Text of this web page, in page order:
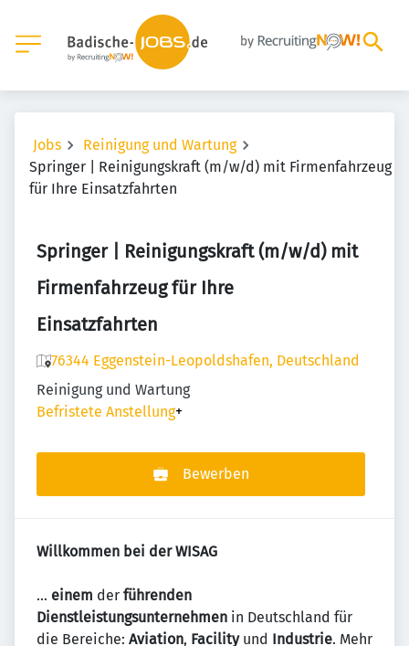
Jobs
Reinigung und Wartung
Springer | Reinigungskraft (m/w/d) mit Firmenfahrzeug
für Ihre Einsatzfahrten
Springer | Reinigungskraft (m/w/d) mit
Firmenfahrzeug für Ihre
Einsatzfahrten
76344 Eggenstein-Leopoldshafen, Deutschland
Reinigung und Wartung
Befristete Anstellung+
Bewerben
Willkommen bei der WISAG
… einem der führenden
Dienstleistungsunternehmen in Deutschland für
die Bereiche: Aviation, Facility und Industrie. Mehr